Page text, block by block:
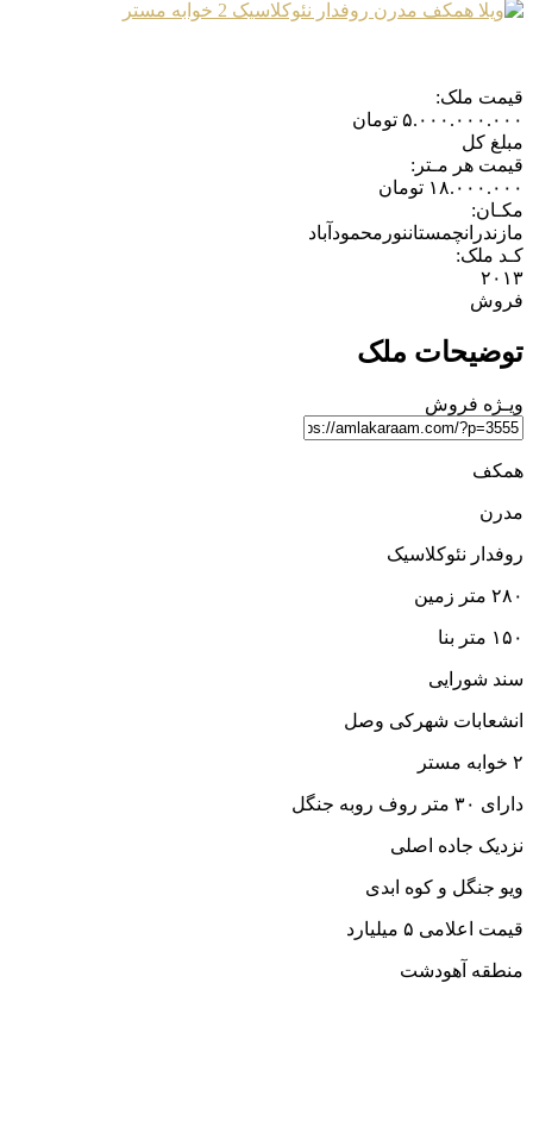
قیمت ملک:
۵.۰۰۰.۰۰۰.۰۰۰ تومان
مبلغ کل
قیمت هر مـتر:
۱۸.۰۰۰.۰۰۰ تومان
مکـان:
مازندرانچمستاننور محمودآباد
کـد ملک:
۲۰۱۳
فروش
توضیحات ملک
ویـژه فروش
همکف
مدرن
روفدار نئوکلاسیک
۲۸۰ متر زمین
۱۵۰ متر بنا
سند شورایی
انشعابات شهرکی وصل
۲ خوابه مستر
دارای ۳۰ متر روف روبه جنگل
نزدیک جاده اصلی
ویو جنگل و کوه ابدی
قیمت اعلامی ۵ میلیارد
منطقه آهودشت